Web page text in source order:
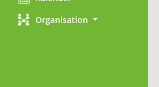
Organisation